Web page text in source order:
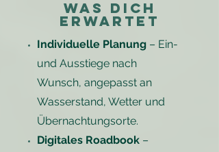
Was dich
erwartet
Individuelle Planung – Ein-
und Ausstiege nach
Wunsch, angepasst an
Wasserstand, Wetter und
Übernachtungsorte.
Digitales Roadbook –